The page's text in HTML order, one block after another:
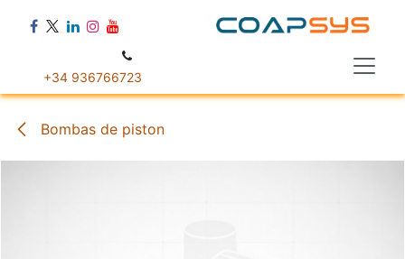
+34 936766723
Bombas de piston